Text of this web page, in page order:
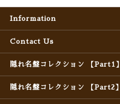
Information
Contact Us
隠れ名盤コレクション 【Part1】
隠れ名盤コレクション 【Part2】